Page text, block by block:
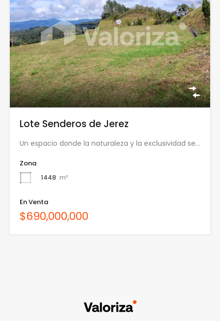
Lote Senderos de Jerez
Un espacio donde la naturaleza y la exclusividad se…
Zona
1448 m²
En Venta
$690,000,000